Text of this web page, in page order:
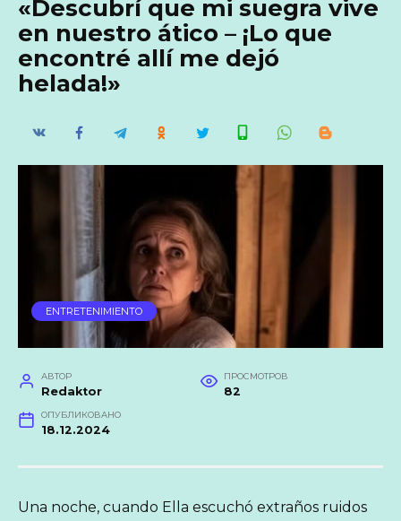
«Descubrí que mi suegra vive
en nuestro ático – ¡Lo que
encontré allí me dejó
helada!»
ENTRETENIMIENTO
АВТОР
Redaktor
ПРОСМОТРОВ
82
ОПУБЛИКОВАНО
18.12.2024
Una noche, cuando Ella escuchó extraños ruidos